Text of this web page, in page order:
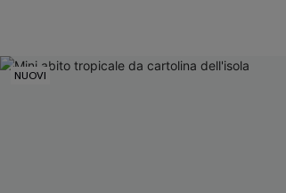
NUOVI